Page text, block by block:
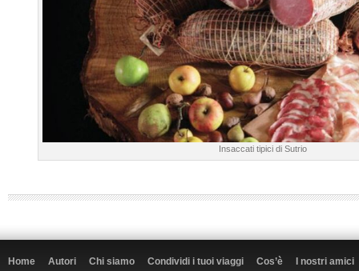
Insaccati tipici di Sutrio
Home Autori Chi siamo Condividi i tuoi viaggi Cos’è I nostri amici